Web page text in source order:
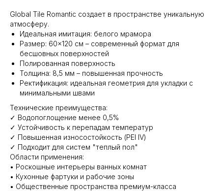
Global Tile Romantic создает в пространстве уникальную
атмосферу.
Идеальная имитация: белого мрамора
Размер: 60×120 см – современный формат для
бесшовных поверхностей
Полированная поверхность
Толщина: 8,5 мм – повышенная прочность
Ректификация: идеальная геометрия для укладки с
минимальными швами
Технические преимущества:
✓ Водопоглощение менее 0,5%
✓ Устойчивость к перепадам температур
✓ Повышенная износостойкость (PEI IV)
✓ Подходит для систем "теплый пол"
Области применения:
• Роскошные интерьеры ванных комнат
• Кухонные фартуки и рабочие зоны
• Общественные пространства премиум-класса